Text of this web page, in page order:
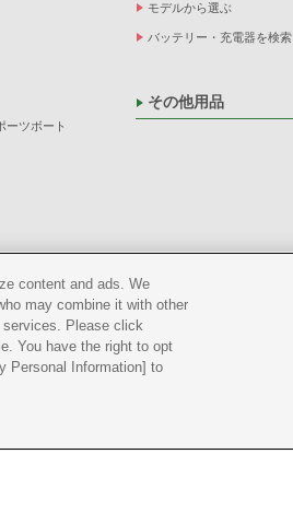
ーツボート
モデルから選ぶ
バッテリー・充電器を検索
その他用品
content and ads. We
may combine it with other
services. Please click
You have the right to opt
Personal Information] to